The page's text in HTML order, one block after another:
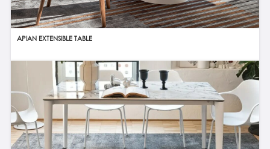
APIAN EXTENSIBLE TABLE